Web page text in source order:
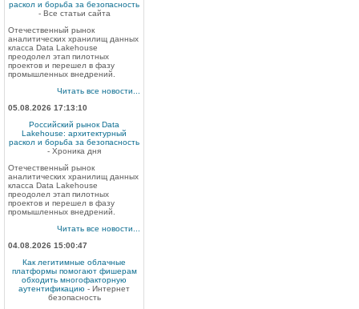
раскол и борьба за безопасность
- Все статьи сайта
Отечественный рынок
аналитических хранилищ данных
класса Data Lakehouse
преодолел этап пилотных
проектов и перешел в фазу
промышленных внедрений.
Читать все новости...
05.08.2026 17:13:10
Российский рынок Data
Lakehouse: архитектурный
раскол и борьба за безопасность
- Хроника дня
Отечественный рынок
аналитических хранилищ данных
класса Data Lakehouse
преодолел этап пилотных
проектов и перешел в фазу
промышленных внедрений.
Читать все новости...
04.08.2026 15:00:47
Как легитимные облачные
платформы помогают фишерам
обходить многофакторную
аутентификацию - Интернет
безопасность